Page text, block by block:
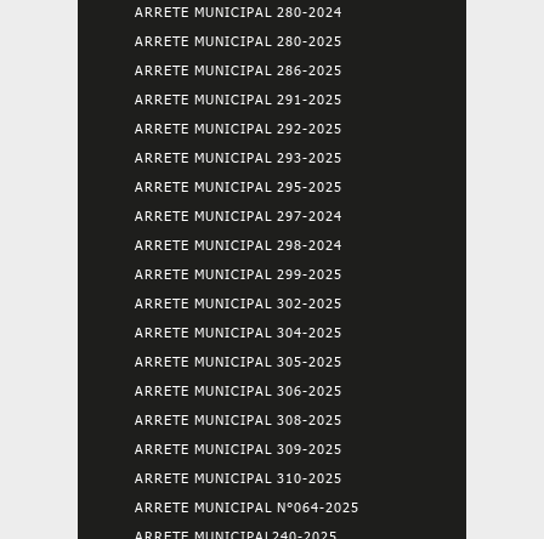
ARRETE MUNICIPAL 280-2024
ARRETE MUNICIPAL 280-2025
ARRETE MUNICIPAL 286-2025
ARRETE MUNICIPAL 291-2025
ARRETE MUNICIPAL 292-2025
ARRETE MUNICIPAL 293-2025
ARRETE MUNICIPAL 295-2025
ARRETE MUNICIPAL 297-2024
ARRETE MUNICIPAL 298-2024
ARRETE MUNICIPAL 299-2025
ARRETE MUNICIPAL 302-2025
ARRETE MUNICIPAL 304-2025
ARRETE MUNICIPAL 305-2025
ARRETE MUNICIPAL 306-2025
ARRETE MUNICIPAL 308-2025
ARRETE MUNICIPAL 309-2025
ARRETE MUNICIPAL 310-2025
ARRETE MUNICIPAL N°064-2025